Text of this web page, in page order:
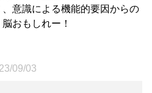
意識による機能的要因からの
おもしれー！
09/03